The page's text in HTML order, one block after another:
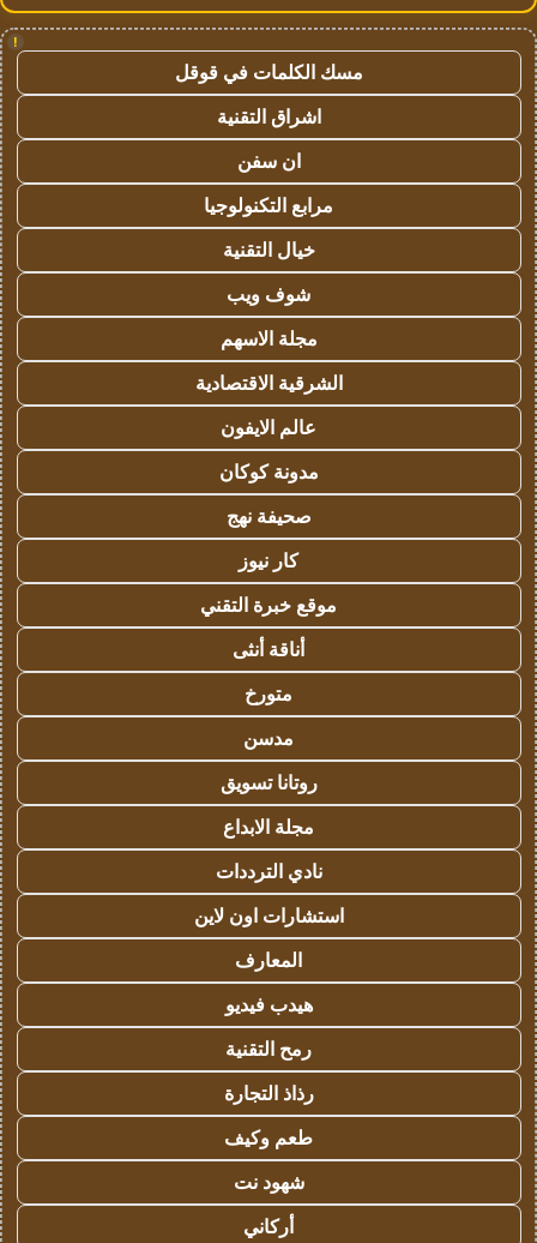
!
مسك الكلمات في قوقل
اشراق التقنية
ان سفن
مرابع التكنولوجيا
خيال التقنية
شوف ويب
مجلة الاسهم
الشرقية الاقتصادية
عالم الايفون
مدونة كوكان
صحيفة نهج
كار نيوز
موقع خبرة التقني
أناقة أنثى
متورخ
مدسن
روتانا تسويق
مجلة الابداع
نادي الترددات
استشارات اون لاين
المعارف
هيدب فيديو
رمح التقنية
رذاذ التجارة
طعم وكيف
شهود نت
أركاني